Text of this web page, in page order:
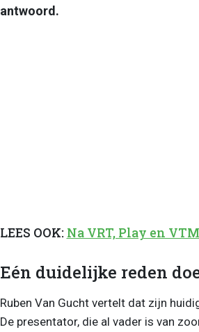
antwoord.
LEES OOK: Na VRT, Play en
Eén duidelijke reden
Ruben Van Gucht vertelt dat zijn
De presentator, die al vader is van